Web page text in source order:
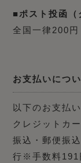
■ポスト投函（
全国一律200円
お支払いにつ
以下のお支払
クレジットカ
振込・郵便振
行※手数料191